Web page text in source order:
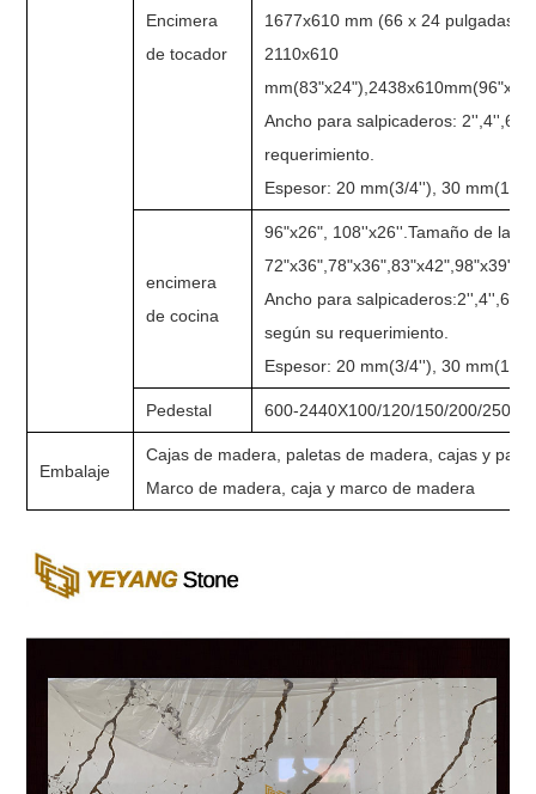
Encimera
de tocador
1677x610 mm (66 x 24 pulgadas),
2110x610
Ancho para salpicaderos: 2'',4'',6'',
Espesor: 20 mm(3/4''), 30 mm(1 1/
encimera
de cocina
96"x26", 108''x26''.Tamaño de la
72"x36",78"x36",83"x42",98"x39",
Ancho para salpicaderos:2'',4'',6'',
según su requerimiento.
Espesor: 20 mm(3/4''), 30 mm(1 1/
Pedestal 600-2440X100/120/150/200/250/
Embalaje
Cajas de madera, paletas de madera, cajas y
Marco de madera, caja y marco de madera